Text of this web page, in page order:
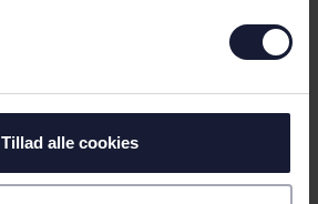
Tillad alle cookies